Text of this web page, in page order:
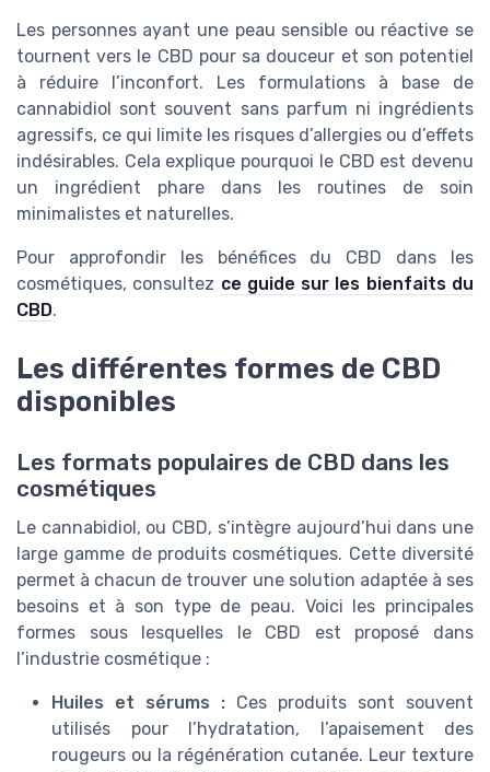
Les personnes ayant une peau sensible ou réactive se
tournent vers le CBD pour sa douceur et son potentiel
à réduire l’inconfort. Les formulations à base de
cannabidiol sont souvent sans parfum ni ingrédients
agressifs, ce qui limite les risques d’allergies ou d’effets
indésirables. Cela explique pourquoi le CBD est devenu
un ingrédient phare dans les routines de soin
minimalistes et naturelles.
Pour approfondir les bénéfices du CBD dans les
cosmétiques, consultez ce guide sur les bienfaits du
CBD.
Les différentes formes de CBD
disponibles
Les formats populaires de CBD dans les
cosmétiques
Le cannabidiol, ou CBD, s’intègre aujourd’hui dans une
large gamme de produits cosmétiques. Cette diversité
permet à chacun de trouver une solution adaptée à ses
besoins et à son type de peau. Voici les principales
formes sous lesquelles le CBD est proposé dans
l’industrie cosmétique :
Huiles et sérums : Ces produits sont souvent
utilisés pour l’hydratation, l’apaisement des
rougeurs ou la régénération cutanée. Leur texture